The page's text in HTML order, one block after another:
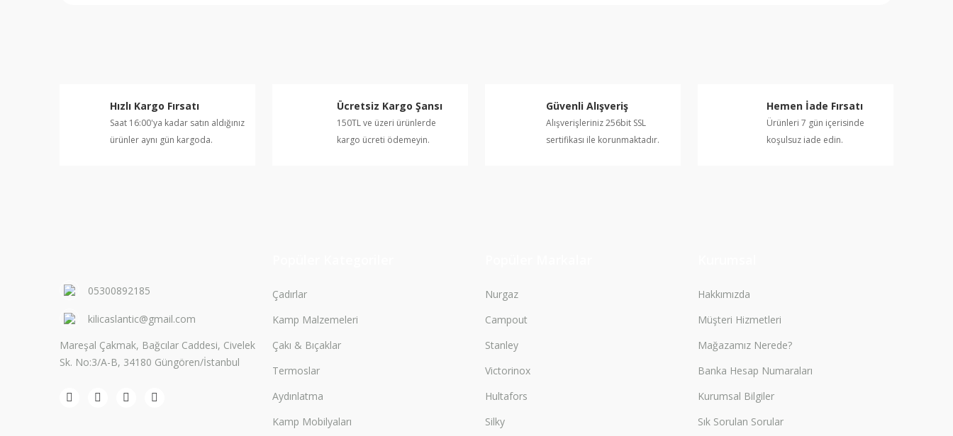
Ürün fiyatı diğer sitelerden daha pahalı.
Hızlı Kargo Fırsatı
Saat 16:00'ya kadar satın aldığınız
ürünler aynı gün kargoda.
Ücretsiz Kargo Şansı
150TL ve üzeri ürünlerde
kargo ücreti ödemeyin.
Güvenli Alışveriş
Alışverişleriniz 256bit SSL
sertifikası ile korunmaktadır.
Hemen İade Fırsatı
Ürünleri 7 gün içerisinde
koşulsuz iade edin.
05300892185
kilicaslantic@gmail.com
Mareşal Çakmak, Bağcılar Caddesi, Civelek
Sk. No:3/A-B, 34180 Güngören/İstanbul
Çadırlar
Kamp Malzemeleri
Çakı & Bıçaklar
Termoslar
Aydınlatma
Kamp Mobilyaları
Nurgaz
Campout
Stanley
Victorinox
Hultafors
Silky
Hakkımızda
Müşteri Hizmetleri
Mağazamız Nerede?
Banka Hesap Numaraları
Kurumsal Bilgiler
Sık Sorulan Sorular